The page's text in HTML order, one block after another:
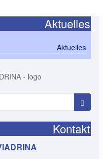
Aktuelles
Aktuelles
Kontakt